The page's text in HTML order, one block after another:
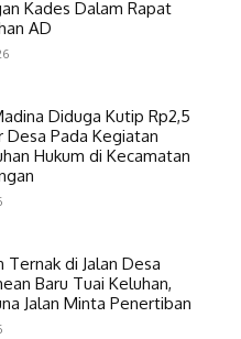
Kades Dalam Rapat
AD
Diduga Kutip Rp2,5
Desa Pada Kegiatan
Hukum di Kecamatan
Ternak di Jalan Desa
Baru Tuai Keluhan,
Jalan Minta Penertiban